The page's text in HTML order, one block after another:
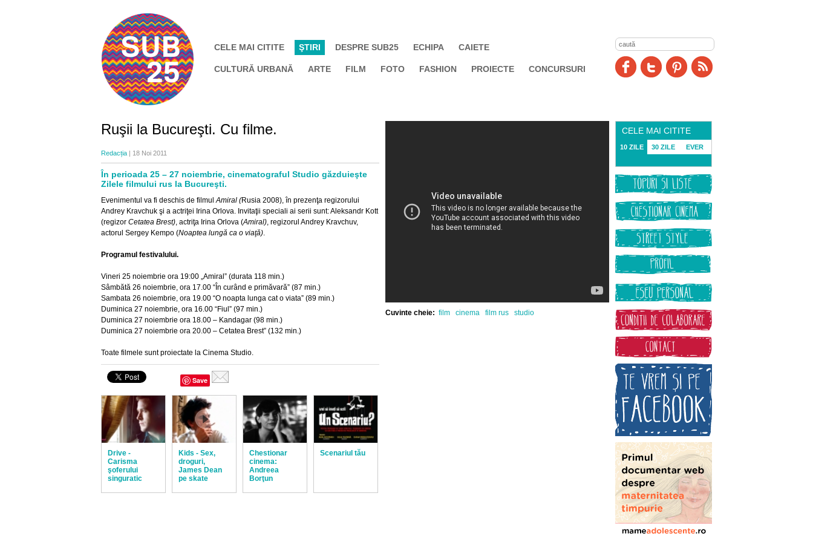
CELE MAI CITITE ŞTIRI DESPRE SUB25 ECHIPA CAIETE
CULTURĂ URBANĂ ARTE FILM FOTO FASHION PROIECTE CONCURSURI
Ruşii la Bucureşti. Cu filme.
Redacția | 18 Noi 2011
În perioada 25 – 27 noiembrie, cinematograful Studio găzduieşte
Zilele filmului rus la Bucureşti.
Evenimentul va fi deschis de filmulAmiral (Rusia 2008), în prezenţa regizorului
Andrey Kravchuk şi a actriţei Irina Orlova. Invitaţii speciali ai serii sunt: Aleksandr Kott
(regizor Cetatea Brest), actriţa Irina Orlova (Amiral), regizorul Andrey Kravchuv,
actorul Sergey Kempo (Noaptea lungă ca o viaţă).
Programul festivalului.
Vineri 25 noiembrie ora 19:00 „Amiral” (durata 118 min.)
Sâmbătă 26 noiembrie, ora 17.00 “În curând e primăvară” (87 min.)
Sambata 26 noiembrie, ora 19.00 “O noapta lunga cat o viata” (89 min.)
Duminica 27 noiembrie, ora 16.00 “Fiul” (97 min.)
Duminica 27 noiembrie ora 18.00 – Kandagar (98 min.)
Duminica 27 noiembrie ora 20.00 – Cetatea Brest” (132 min.)
Toate filmele sunt proiectate la Cinema Studio.
Save
Drive -
Carisma
şoferului
singuratic
Kids - Sex,
droguri,
James Dean
pe skate
Chestionar
cinema:
Andreea
Borţun
Scenariul tău
Cuvinte cheie: film cinema film rus studio
CELE MAI CITITE
10 ZILE 30 ZILE EVER